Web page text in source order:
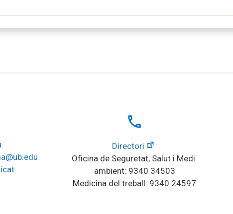
local_phone
Directori
Oficina de Seguretat, Salut i Medi
ambient: 9340 34503
Medicina del treball: 9340 24597